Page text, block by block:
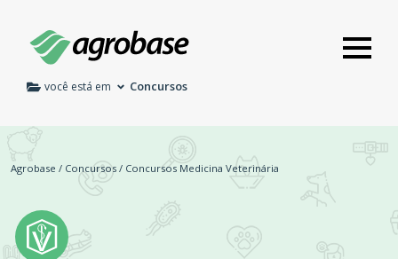
você está em Concursos
Agrobase / Concursos / Concursos Medicina Veterinária